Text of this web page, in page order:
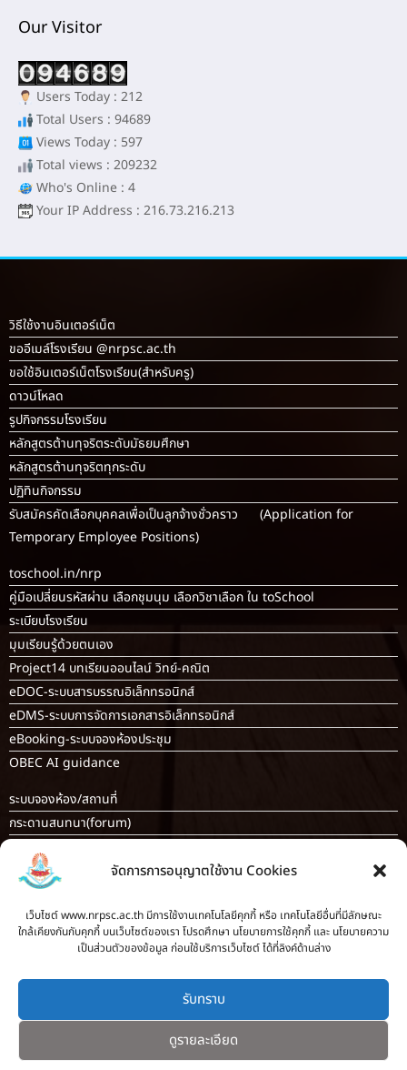
จัดการการอนุญาตใช้งาน Cookies
เว็บไซต์ www.nrpsc.ac.th มีการใช้งานเทคโนโลยีคุกกี้ หรือ เทคโนโลยีอื่นที่มีลักษณะ
ใกล้เคียงกันกับคุกกี้ บนเว็บไซต์ของเรา โปรดศึกษา นโยบายการใช้คุกกี้ และ นโยบายความ
เป็นส่วนตัวของข้อมูล ก่อนใช้บริการเว็บไซต์ ได้ที่ลิงค์ด้านล่าง
รับทราบ
ดูรายละเอียด
Our Visitor
Users Today : 212
Total Users : 94689
Views Today : 597
Total views : 209232
Who's Online : 4
Your IP Address : 216.73.216.213
วิธีใช้งานอินเตอร์เน็ต
ขออีเมล์โรงเรียน @nrpsc.ac.th
ขอใช้อินเตอร์เน็ตโรงเรียน(สำหรับครู)
ดาวน์โหลด
รูปกิจกรรมโรงเรียน
หลักสูตรต้านทุจริตระดับมัธยมศึกษา
หลักสูตรต้านทุจริตทุกระดับ
ปฏิทินกิจกรรม
รับสมัครคัดเลือกบุคคลเพื่อเป็นลูกจ้างชั่วคราว (Application for
Temporary Employee Positions)
toschool.in/nrp
คู่มือเปลี่ยนรหัสผ่าน เลือกชุมนุม เลือกวิชาเลือก ใน toSchool
ระเบียบโรงเรียน
มุมเรียนรู้ด้วยตนเอง
Project14 บทเรียนออนไลน์ วิทย์-คณิต
eDOC-ระบบสารบรรณอิเล็กทรอนิกส์
eDMS-ระบบการจัดการเอกสารอิเล็กทรอนิกส์
eBooking-ระบบจองห้องประชุม
OBEC AI guidance
ระบบจองห้อง/สถานที่
กระดานสนทนา(forum)
ขออนุญาตออกนอกโรงเรียน
ระบบส่งแผนการสอนออนไลน์
ระบบนิเทศการจัดการเรียนการสอน
บันทึกข้อมูลเกียรติบัตร/รายงานการอบรม
ทะเบียนคำสั่ง
สำหรับครู [
ลากิจส่วนตัว/ลาป่วย/ไปราชการ